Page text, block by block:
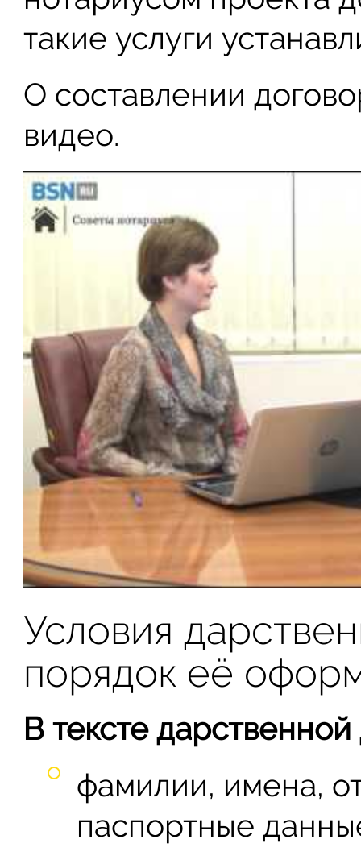
такие услуги
О составлении
видео.
Условия
порядок её
В тексте
фамилии, имена,
паспортные